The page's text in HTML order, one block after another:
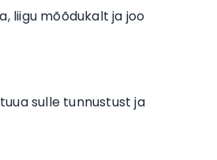
liigu mõõdukalt ja joo
sulle tunnustust ja